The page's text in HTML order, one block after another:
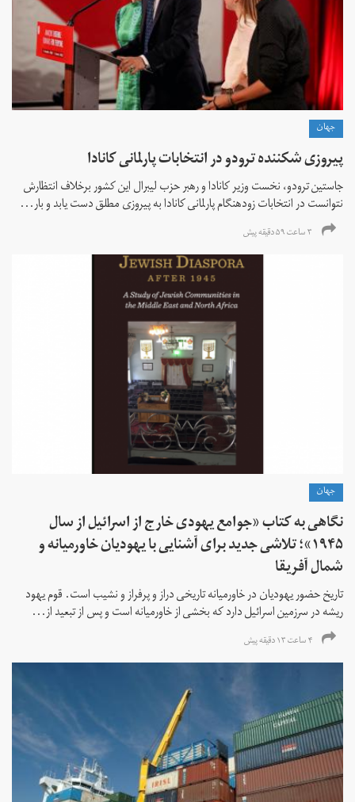
جهان
پیروزی شکننده ترودو در انتخابات پارلمانی کانادا
جاستین ترودو، نخست وزیر کانادا و رهبر حزب لیبرال این کشور برخلاف انتظارش
نتوانست در انتخابات زود‌هنگام پارلمانی کانادا به پیروزی مطلق دست یابد و بار...
۳ ساعت ۵۹ دقیقه پیش
جهان
نگاهی به کتاب «جوامع یهودی خارج از اسرائیل از سال
۱۹۴۵»؛ تلاشی جدید برای آشنایی با یهودیان خاورمیانه و
شمال آفریقا
تاریخ حضور یهودیان در خاورمیانه تاریخی دراز و پرفراز و نشیب است. قوم یهود
ریشه در سرزمین اسرائیل دارد که بخشی از خاورمیانه است و پس از تبعید از...
۴ ساعت ۱۳ دقیقه پیش